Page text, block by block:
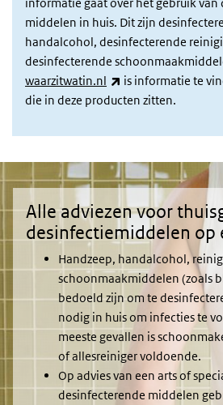
middelen in huis. Dit zijn
handalcohol, desinfecterende
desinfecterende
waarzitwatin.nl
(externe link)
is informatie te
die in deze producten zitten.
Alle adviezen voor
desinfectiemiddelen op
Handzeep, handalcohol,
schoonmaakmiddelen (zoals
bedoeld zijn om te
nodig in huis om infecties te
meeste gevallen is
of allesreiniger voldoende.
Op advies van een arts of
desinfecterende middelen